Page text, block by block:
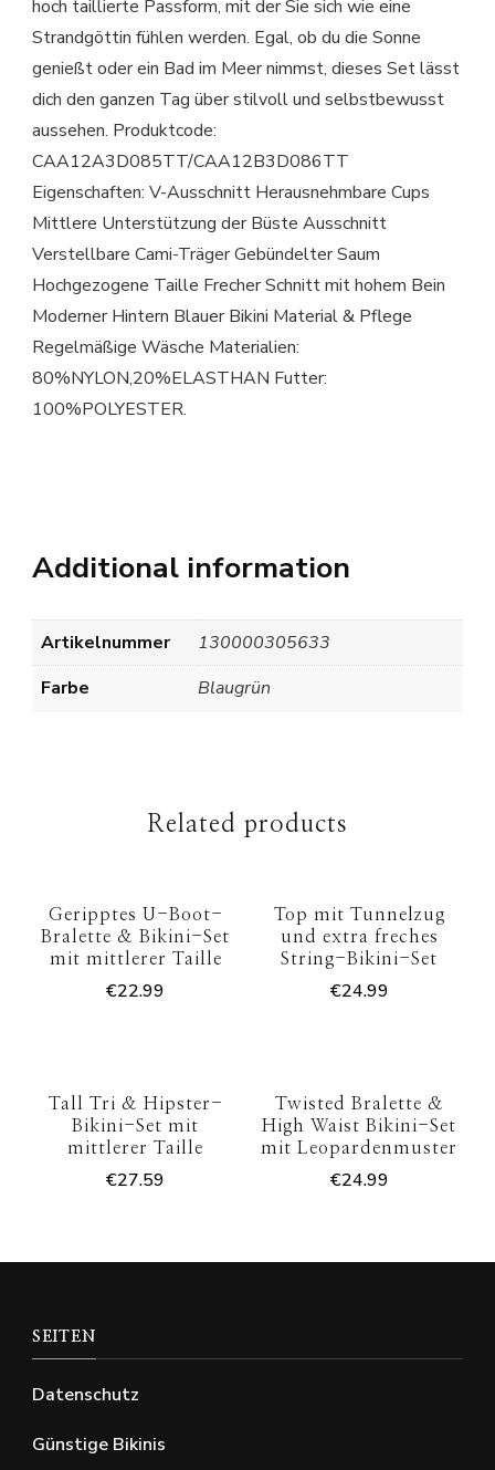
hoch taillierte Passform, mit der Sie sich wie eine
Strandgöttin fühlen werden. Egal, ob du die Sonne
genießt oder ein Bad im Meer nimmst, dieses Set lässt
dich den ganzen Tag über stilvoll und selbstbewusst
aussehen. Produktcode:
CAA12A3D085TT/CAA12B3D086TT
Eigenschaften: V-Ausschnitt Herausnehmbare Cups
Mittlere Unterstützung der Büste Ausschnitt
Verstellbare Cami-Träger Gebündelter Saum
Hochgezogene Taille Frecher Schnitt mit hohem Bein
Moderner Hintern Blauer Bikini Material & Pflege
Regelmäßige Wäsche Materialien:
80%NYLON,20%ELASTHAN Futter:
100%POLYESTER.
Additional information
Artikelnummer
130000305633
Farbe
Blaugrün
Related products
Geripptes U-Boot-
Bralette & Bikini-Set
mit mittlerer Taille
€22.99
Top mit Tunnelzug
und extra freches
String-Bikini-Set
€24.99
Tall Tri & Hipster-
Bikini-Set mit
mittlerer Taille
€27.59
Twisted Bralette &
High Waist Bikini-Set
mit Leopardenmuster
€24.99
SEITEN
Datenschutz
Günstige Bikinis